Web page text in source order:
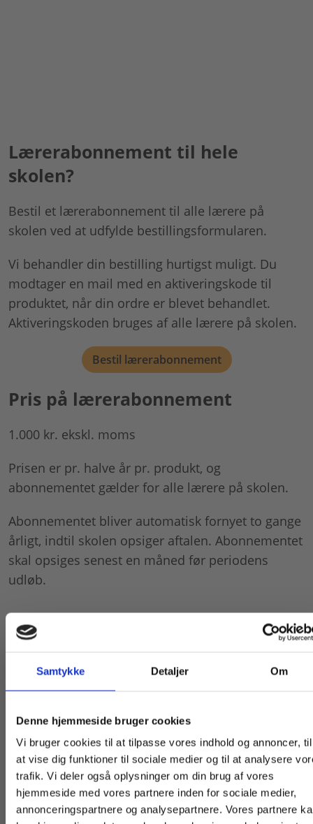
Samtykke Detaljer Om
Denne hjemmeside bruger cookies
Vi bruger cookies til at tilpasse vores indhold og annoncer, til
at vise dig funktioner til sociale medier og til at analysere
trafik. Vi deler også oplysninger om din brug af vores
hjemmeside med vores partnere inden for sociale medier,
annonceringspartnere og analysepartnere. Vores partnere
Lærerabonnement til hele
skolen?
Bestil et lærerabonnement til alle lærere på
skolen ved at udfylde bestillingsformularen.
Vi behandler din bestilling hurtigst muligt. Du
modtager en mail med en aktiveringskode til
produktet, når din ordre er blevet behandlet.
Aktiveringskoden bruges af alle lærere på skolen.
Bestil lærerabonnement
Pris på lærerabonnement
1.000 kr. ekskl. moms
Prisen er pr. halve år pr. produkt, og
abonnementet gælder for alle lærere på skolen.
Abonnementet bliver automatisk fornyet to gange
årligt, indtil skolen opsiger aftalen. Abonnementet
skal opsiges senest en måned før periodens
udløb.
Af samme forfatter
Fortsæt som:
For privatkunder og
For institutioner og